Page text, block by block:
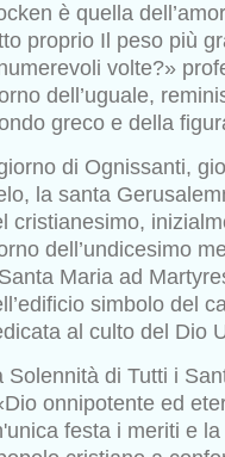
è quella
proprio Il peso più
volte?»
dell’uguale,
greco e della
di Ognissanti,
la santa
cristianesimo,
dell’undicesimo
Maria ad
simbolo del
al culto del Dio
Solennità di Tutti i
onnipotente ed
festa i meriti e